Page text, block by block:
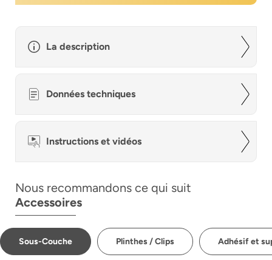
La description
Données techniques
Instructions et vidéos
Nous recommandons ce qui suit
Accessoires
Sous-Couche Plinthes / Clips Adhésif et